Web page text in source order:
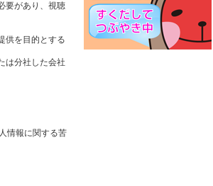
要があり、視聴
供を目的とする
は分社した会社
情報に関する苦